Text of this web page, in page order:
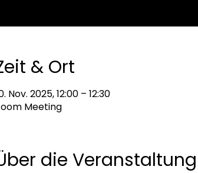
& Ort
Nov. 2025, 12:00 – 12:30
Meeting
die Veranstaltung